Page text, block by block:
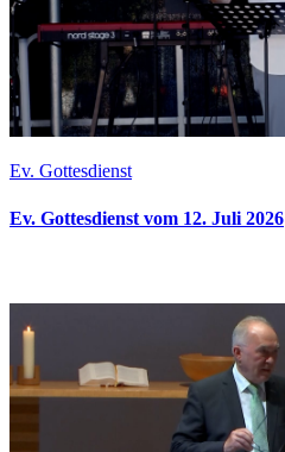
Ev. Gottesdienst
Ev. Gottesdienst vom 12. Juli 2026